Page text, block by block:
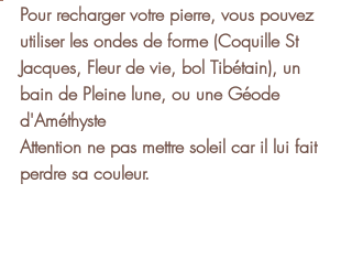
Pour recharger votre pierre, vous pouvez
utiliser les ondes de forme (Coquille St
Jacques, Fleur de vie, bol Tibétain), un
bain de Pleine lune, ou une Géode
d'Améthyste
Attention ne pas mettre soleil car il lui fait
perdre sa couleur.